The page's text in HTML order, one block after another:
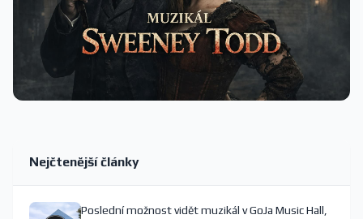
Nejčtenější články
Poslední možnost vidět muzikál v GoJa Music Hall,